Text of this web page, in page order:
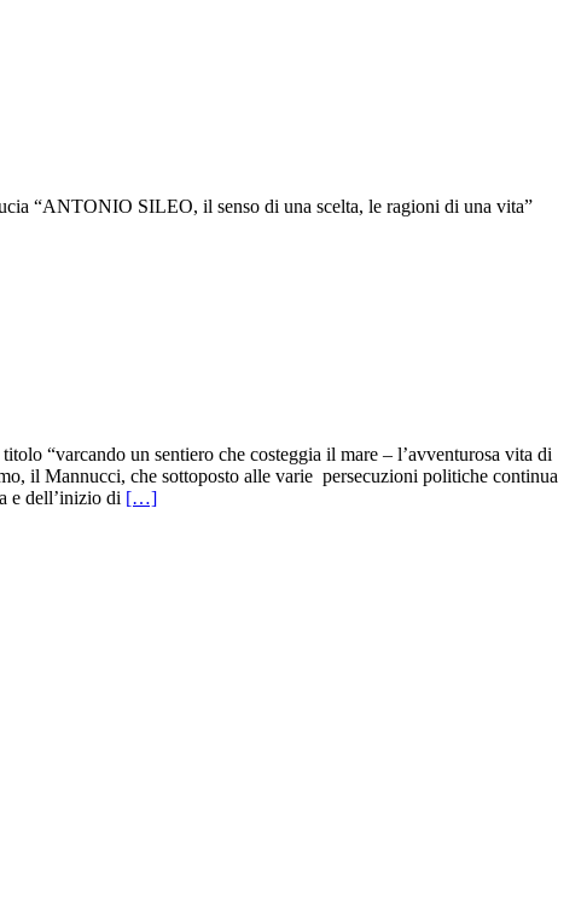
“ANTONIO SILEO, il senso di una scelta, le ragioni di una vita”
“varcando un sentiero che costeggia il mare – l’avventurosa vita di
il Mannucci, che sottoposto alle varie persecuzioni politiche continua
e dell’inizio di […]